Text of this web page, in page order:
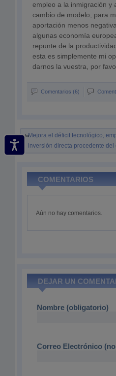
empleo a la inmigración y
cambio de modelo, para
aportación menos
algunas economía
repunte de la
esta es simplemente mi
darnos la vuestra, por
Comentarios (6)
Mejora el déficit tecnológico,
inversión directa procedente del
COMENTARIOS
Aún no hay comentarios.
DEJAR UN
Nombre (obligatorio)
Correo Electrónico